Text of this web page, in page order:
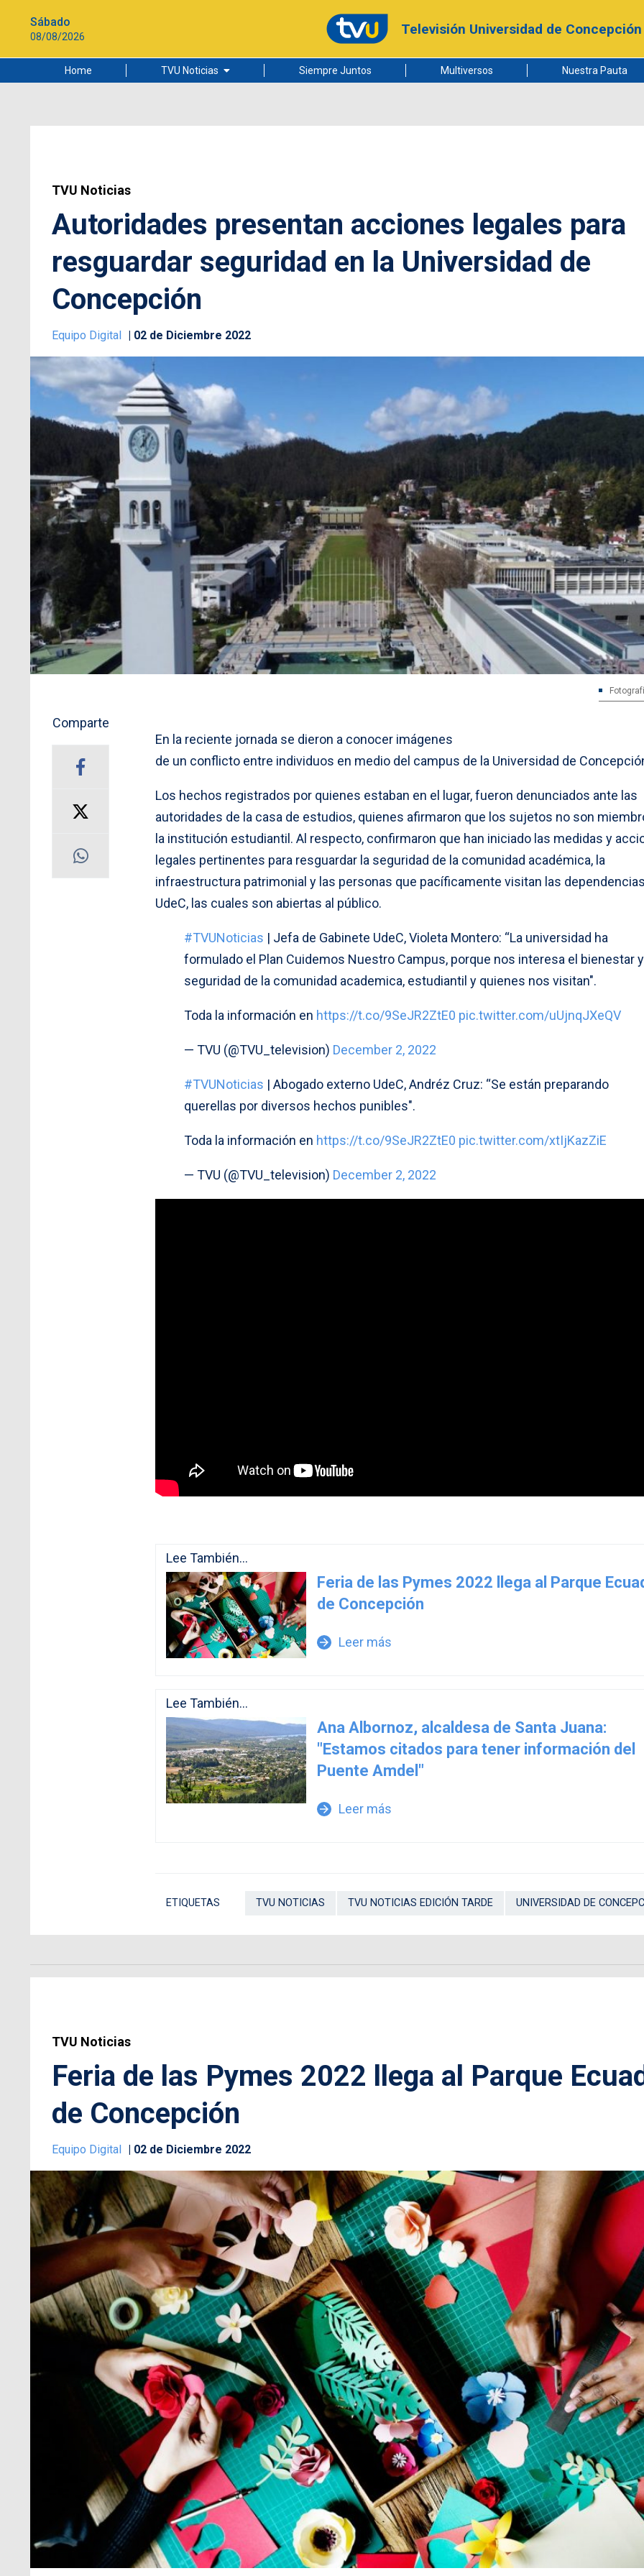
Sábado
08/08/2026 Televisión Universidad de Concepción
Home TVU Noticias
Ciudad
Siempre Juntos Multiversos Nuestra Pauta
TVU Noticias
Autoridades presentan acciones legales para
resguardar seguridad en la Universidad de
Concepción
Equipo Digital 02 de Diciembre 2022
Comparte
En la reciente jornada se dieron a conocer imágenes
de un conflicto entre individuos en medio del campus de la Universidad de
Los hechos registrados por quienes estaban en el lugar, fueron denunciados ante las
autoridades de la casa de estudios, quienes afirmaron que los sujetos no son
la institución estudiantil. Al respecto, confirmaron que han iniciado las medidas y
legales pertinentes para resguardar la seguridad de la comunidad académica, la
infraestructura patrimonial y las personas que pacíficamente visitan las
UdeC, las cuales son abiertas al público.
#TVUNoticias | Jefa de Gabinete UdeC, Violeta Montero: “La universidad ha
formulado el Plan Cuidemos Nuestro Campus, porque nos interesa el bienestar y
seguridad de la comunidad academica, estudiantil y quienes nos visitan".
Toda la información en https://t.co/9SeJR2ZtE0 pic.twitter.com/uUjnqJXeQV
— TVU (@TVU_television) December 2, 2022
#TVUNoticias | Abogado externo UdeC, Andréz Cruz: “Se están preparando
querellas por diversos hechos punibles".
Toda la información en https://t.co/9SeJR2ZtE0 pic.twitter.com/xtIjKazZiE
— TVU (@TVU_television) December 2, 2022
Lee También...
Feria de las Pymes 2022 llega al Parque
de Concepción
arrow_forward Leer más
Lee También...
Ana Albornoz, alcaldesa de Santa Juana:
"Estamos citados para tener información del
Puente Amdel"
arrow_forward Leer más
ETIQUETAS TVU NOTICIAS TVU NOTICIAS EDICIÓN TARDE UNIVERSIDAD DE
TVU Noticias
Feria de las Pymes 2022 llega al Parque
de Concepción
Equipo Digital 02 de Diciembre 2022